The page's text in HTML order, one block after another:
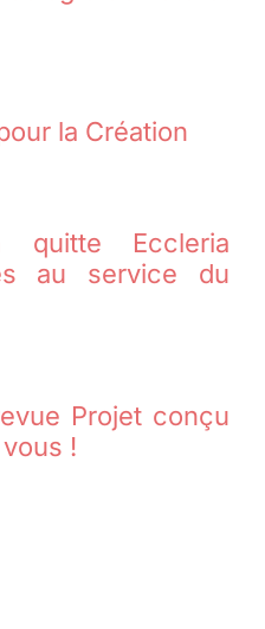
la Création
quitte Eccleria
au service du
Projet conçu
!